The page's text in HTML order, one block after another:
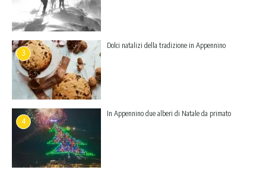
3
Dolci natalizi della tradizione in Appennino
4
In Appennino due alberi di Natale da primato